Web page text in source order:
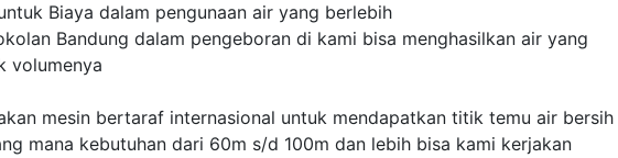
Biaya dalam pengunaan air yang berlebih
Bandung dalam pengeboran di kami bisa menghasilkan air yang
volumenya
mesin bertaraf internasional untuk mendapatkan titik temu air bersih
mana kebutuhan dari 60m s/d 100m dan lebih bisa kami kerjakan